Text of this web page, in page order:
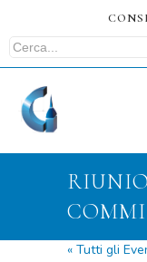
« Tutti gli